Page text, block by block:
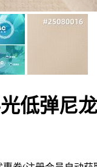
低弹尼